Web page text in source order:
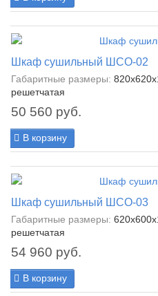
Шкаф сушильный ШСО-02
Габаритные размеры:
решетчатая
50 560 руб.
В корзину
Шкаф сушильный ШСО-03
Габаритные размеры:
решетчатая
54 960 руб.
В корзину